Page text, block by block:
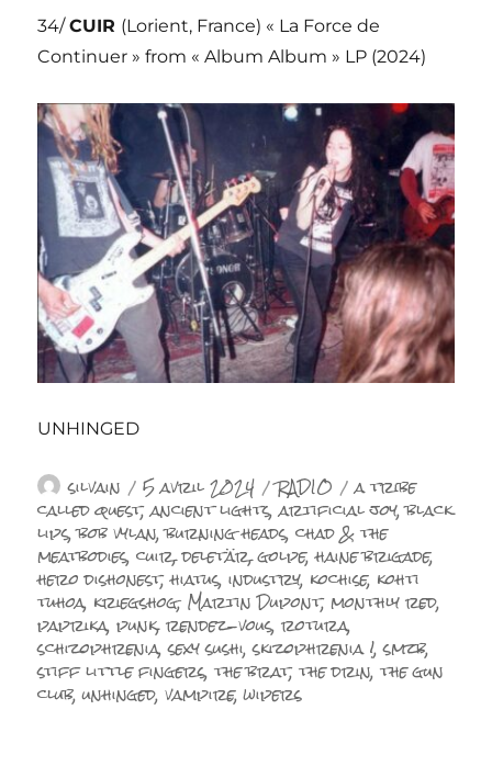
34/CUIR (Lorient, France) « La Force de
Continuer » from « Album Album » LP (2024)
UNHINGED
Auteur
silvain Publié
le
5 avril 2024 Catégories
RADIO Étiquettes
a tribe
called quest,ancient lights,artificial joy,black
lips,bob vylan,burning heads,chad & the
meatbodies,cuir,deletär,golpe,haine brigade,
hero dishonest,hiatus,industry, kochise, kohti
tuhoa, kriegshog,Martin Dupont,monthly red,
paprika,punk,rendez-vous,rotura,
schizophrenia,sexy sushi,skizophrenia !,smzb,
stiff little fingers,the brat,the drin,the gun
club,unhinged,vampire,wipers